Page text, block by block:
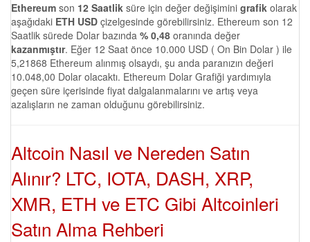
Ethereum son 12 Saatlik süre için değer değişimini grafik olarak
aşağıdaki ETH USD çizelgesinde görebilirsiniz. Ethereum son 12
Saatlik sürede Dolar bazında % 0,48 oranında değer
kazanmıştır. Eğer 12 Saat önce 10.000 USD ( On Bin Dolar ) ile
5,21868 Ethereum alınmış olsaydı, şu anda paranızın değeri
10.048,00 Dolar olacaktı. Ethereum Dolar Grafiği yardımıyla
geçen süre içerisinde fiyat dalgalanmalarını ve artış veya
azalışların ne zaman olduğunu görebilirsiniz.
Altcoin Nasıl ve Nereden Satın
Alınır? LTC, IOTA, DASH, XRP,
XMR, ETH ve ETC Gibi Altcoinleri
Satın Alma Rehberi